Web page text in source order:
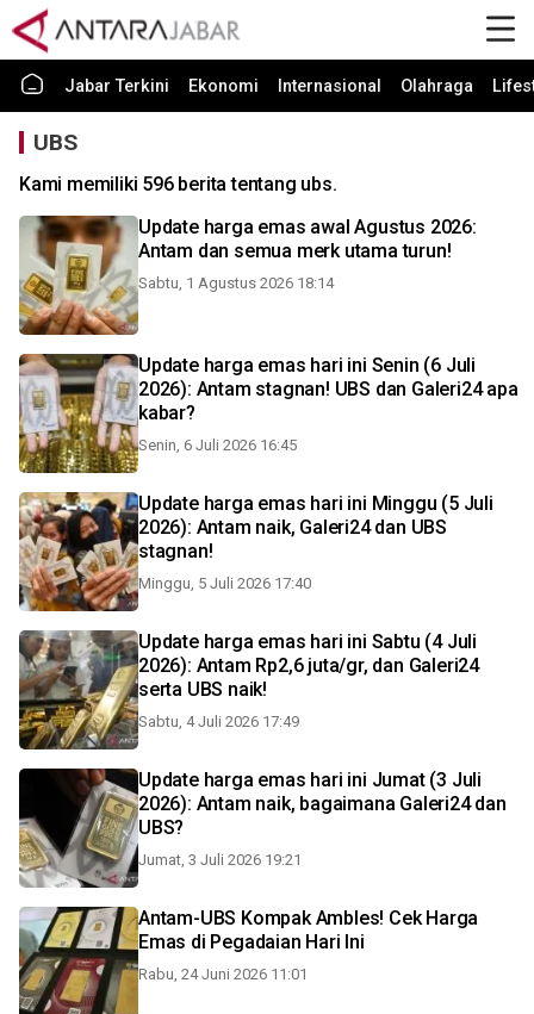
Jabar Terkini Ekonomi Internasional Olahraga
UBS
Kami memiliki 596 berita tentang ubs.
Update harga emas awal Agustus 2026:
Antam dan semua merk utama turun!
Sabtu, 1 Agustus 2026 18:14
Update harga emas hari ini Senin (6 Juli
2026): Antam stagnan! UBS dan Galeri24 apa
kabar?
Senin, 6 Juli 2026 16:45
Update harga emas hari ini Minggu (5 Juli
2026): Antam naik, Galeri24 dan UBS
stagnan!
Minggu, 5 Juli 2026 17:40
Update harga emas hari ini Sabtu (4 Juli
2026): Antam Rp2,6 juta/gr, dan Galeri24
serta UBS naik!
Sabtu, 4 Juli 2026 17:49
Update harga emas hari ini Jumat (3 Juli
2026): Antam naik, bagaimana Galeri24 dan
UBS?
Jumat, 3 Juli 2026 19:21
Antam-UBS Kompak Ambles! Cek Harga
Emas di Pegadaian Hari Ini
Rabu, 24 Juni 2026 11:01